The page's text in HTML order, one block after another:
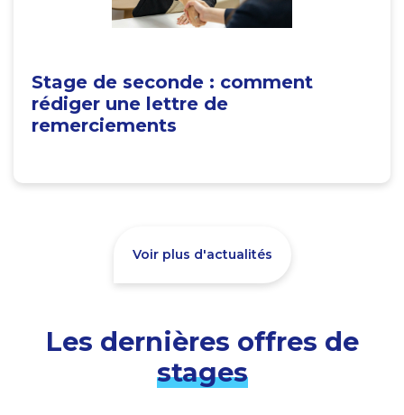
Stage de seconde : comment
rédiger une lettre de
remerciements
Voir plus d'actualités
Les dernières offres de
stages